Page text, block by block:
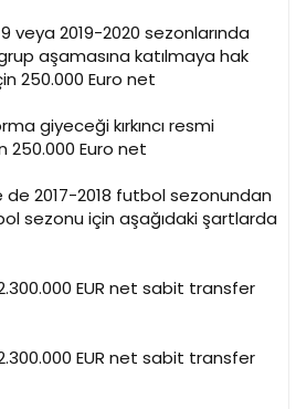
veya 2019-2020 sezonlarında
aşamasına katılmaya hak
250.000 Euro net
giyeceği kırkıncı resmi
Euro net
2017-2018 futbol sezonundan
sezonu için aşağıdaki şartlarda
EUR net sabit transfer
EUR net sabit transfer